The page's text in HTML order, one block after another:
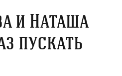
и Наташа
пускать